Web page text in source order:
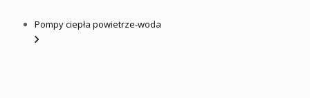
Pompy ciepła powietrze-woda